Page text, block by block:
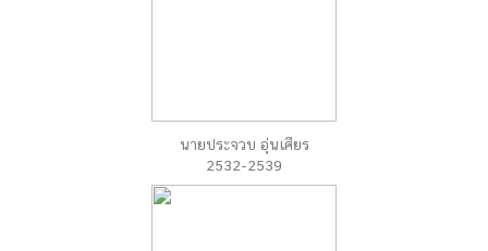
นายประจวบ อุ่นเศียร
2532-2539